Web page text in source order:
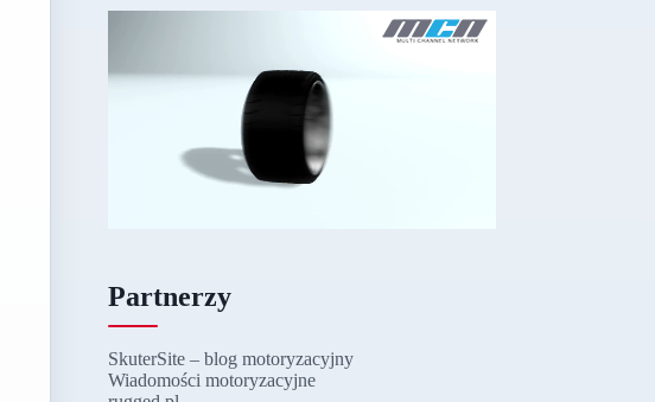
Partnerzy
SkuterSite – blog motoryzacyjny
Wiadomości motoryzacyjne